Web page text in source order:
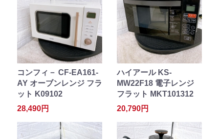
コンフィ－ CF-EA161-
AY オーブンレンジ フラ
ット K09102
28,490円
ハイアール KS-
MW22F18 電子レンジ
フラット MKT101312
20,790円